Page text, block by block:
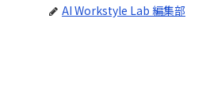
AI Workstyle Lab 編集部